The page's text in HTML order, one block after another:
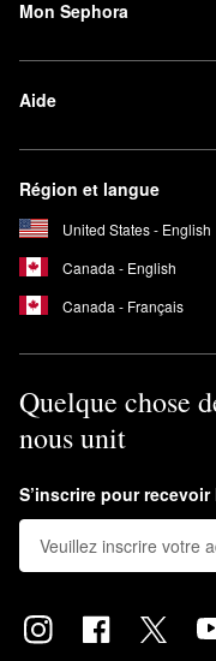
Mon Sephora
Aide
Région et langue
United States - English
Canada - English
Canada - Français
Quelque chose
nous unit
S’inscrire pour